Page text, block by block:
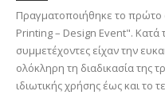
Πραγματοποιήθηκε το πρώτο
Printing – Design Event". Κατά
συμμετέχοντες είχαν την
ολόκληρη τη διαδικασία της
ιδιωτικής χρήσης έως και το